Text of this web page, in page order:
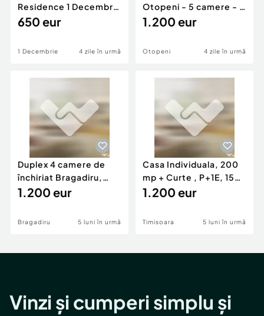
Residence 1 Decembrie
- 74mp - etaj 3 - prima
650 eur
1 Decembrie 4 zile în urmă
Otopeni - 5 camere - 3
bai - 159mp utili
1.200 eur
Otopeni 4 zile în urmă
Duplex 4 camere de
închiriat Bragadiru,
curte 100 mp, pa...
1.200 eur
Bragadiru 5 luni în urmă
Casa Individuala, 200
mp + Curte , P+1E, 150
mp, zona Girocu
1.200 eur
Timisoara 5 luni în urmă
Vinzi și cumperi simplu și